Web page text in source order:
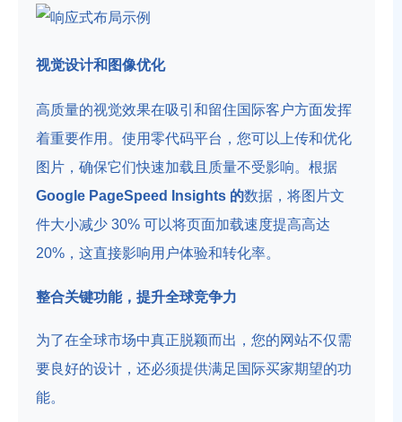
视觉设计和图像优化
高质量的视觉效果在吸引和留住国际客户方面发挥
着重要作用。使用零代码平台，您可以上传和优化
图片，确保它们快速加载且质量不受影响。根据
Google PageSpeed Insights 的数据，将图片文
件大小减少 30% 可以将页面加载速度提高高达
20%，这直接影响用户体验和转化率。
整合关键功能，提升全球竞争力
为了在全球市场中真正脱颖而出，您的网站不仅需
要良好的设计，还必须提供满足国际买家期望的功
能。